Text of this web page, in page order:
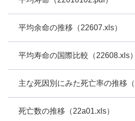
平均余命の推移（22607.xls）
平均寿命の国際比較（22608.xls）
主な死因別にみた死亡率の推移
死亡数の推移（22a01.xls）